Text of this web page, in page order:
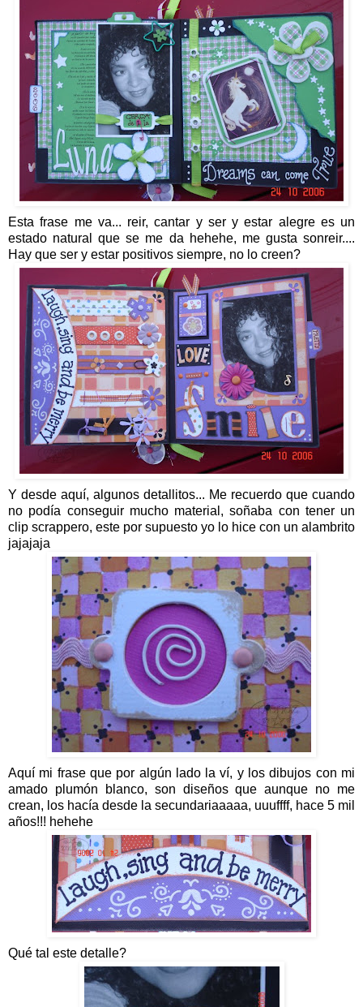
Esta frase me va... reir, cantar y ser y estar alegre es un
estado natural que se me da hehehe, me gusta sonreir....
Hay que ser y estar positivos siempre, no lo creen?
Y desde aquí, algunos detallitos... Me recuerdo que cuando
no podía conseguir mucho material, soñaba con tener un
clip scrappero, este por supuesto yo lo hice con un alambrito
jajajaja
Aquí mi frase que por algún lado la ví, y los dibujos con mi
amado plumón blanco, son diseños que aunque no me
crean, los hacía desde la secundariaaaaa, uuuffff, hace 5 mil
años!!! hehehe
Qué tal este detalle?